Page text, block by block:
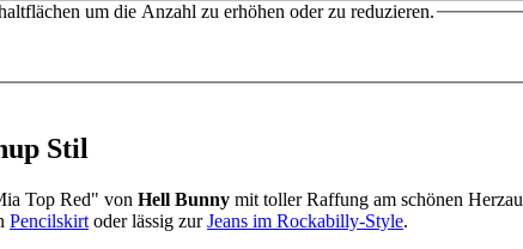
um die Anzahl zu erhöhen oder zu reduzieren.
Stil
Top Red" von Hell Bunny mit toller Raffung am schönen
Pencilskirt oder lässig zurJeans im Rockabilly-Style.